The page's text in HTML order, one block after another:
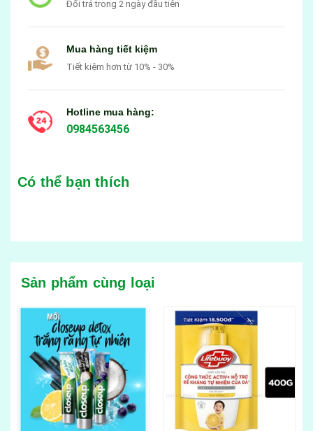
Đổi trả trong 2 ngày đầu tiên
Mua hàng tiết kiệm
Tiết kiệm hơn từ 10% - 30%
Hotline mua hàng:
0984563456
Có thể bạn thích
Sản phẩm cùng loại